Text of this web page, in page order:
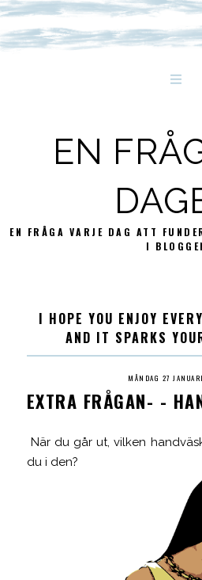
EN
EN FRÅGA VARJE DAG ATT
I
I HOPE YOU ENJOY
AND IT SPARKS
MÅNDAG 27
EXTRA FRÅGAN- -
När du går ut, vilken
du i den?